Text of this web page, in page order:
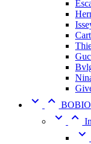
 
 
